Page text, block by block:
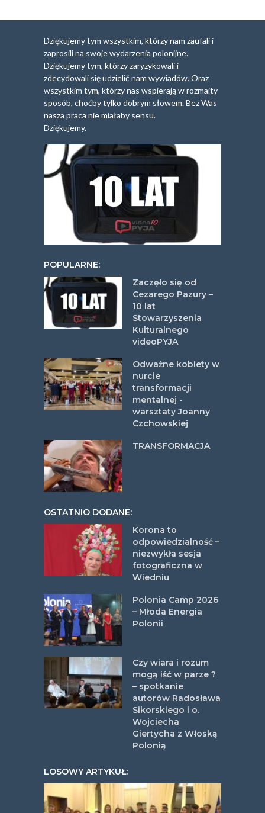
Dziękujemy tym wszystkim, którzy nam zaufali i
zaprosili na swoje wydarzenia polonijne.
Dziękujemy tym, którzy zaryzykowali i
zdecydowali się udzielić nam wywiadów. Oraz
wszystkim tym, którzy nas wspierają w rozmaity
sposób, choćby tylko dobrym słowem. Bez Was
nasza praca nie miałaby sensu.
Dziękujemy.
POPULARNE:
Zaczęło się od
Cezarego Pazury –
10 lat
Stowarzyszenia
Kulturalnego
videoPYJA
Odważne kobiety w
nurcie
transformacji
mentalnej -
warsztaty Joanny
Czchowskiej
TRANSFORMACJA
OSTATNIO DODANE:
Korona to
odpowiedzialność –
niezwykła sesja
fotograficzna w
Wiedniu
Polonia Camp 2026
– Młoda Energia
Polonii
Czy wiara i rozum
mogą iść w parze ?
– spotkanie
autorów Radosława
Sikorskiego i o.
Wojciecha
Giertycha z Włoską
Polonią
LOSOWY ARTYKUŁ: